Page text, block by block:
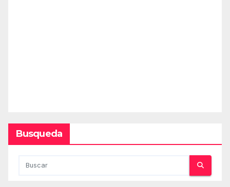
Busqueda